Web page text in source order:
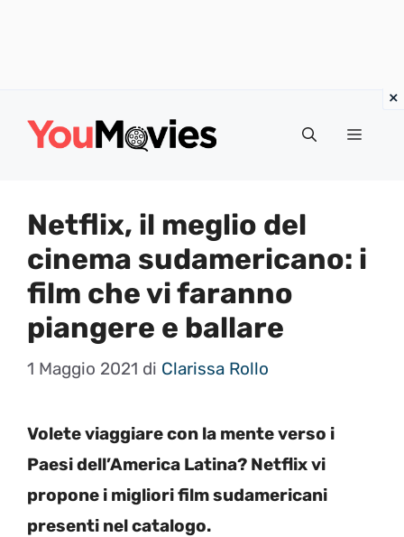
Menu
Netflix, il meglio del
cinema sudamericano: i
film che vi faranno
piangere e ballare
1 Maggio 2021 di Clarissa Rollo
Volete viaggiare con la mente verso i
Paesi dell’America Latina? Netflix vi
propone i migliori film sudamericani
presenti nel catalogo.